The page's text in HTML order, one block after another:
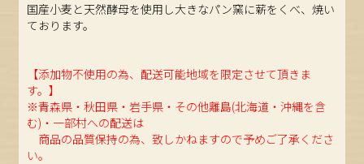
国産小麦と天然酵母を使用し大きなパン窯に薪をくべ、焼い
ております。
【添加物不使用の為、配送可能地域を限定させて頂きま
す。】
※青森県・秋田県・岩手県・その他離島(北海道・沖縄を含
む)・一部村への配送は
商品の品質保持の為、致しかねますので予めご了承くださ
い。